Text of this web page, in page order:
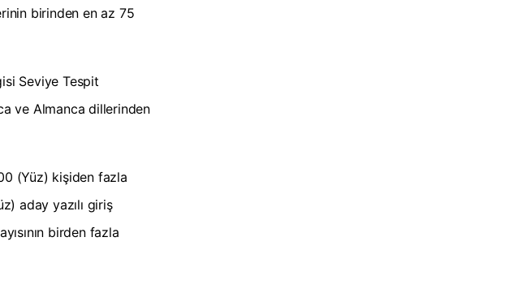
birinden en az 75
Seviye Tespit
ve Almanca dillerinden
(Yüz) kişiden fazla
aday yazılı giriş
birden fazla